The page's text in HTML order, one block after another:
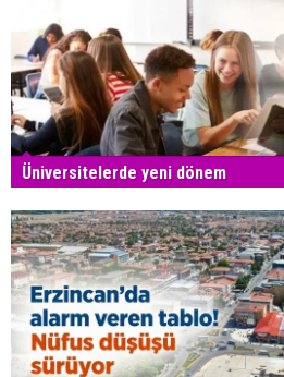
Üniversitelerde yeni dönem